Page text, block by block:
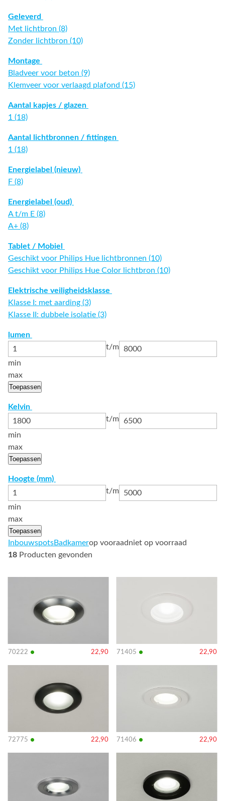
Geleverd
Met lichtbron (8)
Zonder lichtbron (10)
Montage
Bladveer voor beton (9)
Klemveer voor verlaagd plafond (15)
Aantal kapjes / glazen
1 (18)
Aantal lichtbronnen / fittingen
1 (18)
Energielabel (nieuw)
F (8)
Energielabel (oud)
A t/m E (8)
A+ (8)
Tablet / Mobiel
Geschikt voor Philips Hue lichtbronnen (10)
Geschikt voor Philips Hue Color lichtbron (10)
Elektrische veiligheidsklasse
Klasse I: met aarding (3)
Klasse II: dubbele isolatie (3)
lumen
t/m
min
max
Toepassen
Kelvin
t/m
min
max
Toepassen
Hoogte (mm)
t/m
min
max
Toepassen
InbouwspotsBadkamerop vooraadniet op voorraad
18 Producten gevonden
70222 • 22,90
Bekijk
71405 • 22,90
Bekijk
72775 • 22,90
Bekijk
71406 • 22,90
Bekijk